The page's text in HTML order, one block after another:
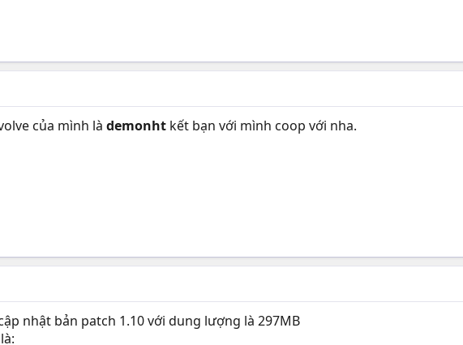
của mình là demonht kết bạn với mình coop với nha.
nhật bản patch 1.10 với dung lượng là 297MB